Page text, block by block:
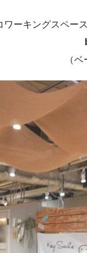
ワーキングスペー
（